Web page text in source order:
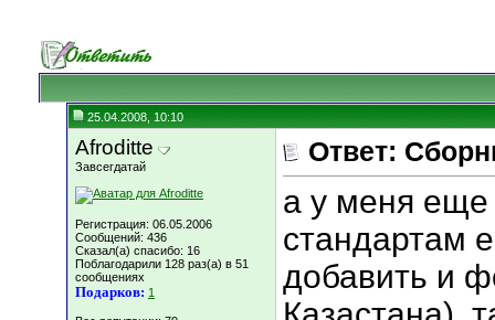
25.04.2008, 10:10
Afroditte
Завсегдатай
Регистрация: 06.05.2006
Сообщений: 436
Сказал(а) спасибо: 16
Поблагодарили 128 раз(а) в 51
сообщениях
Подарков: 1
Ответ:
а у меня еще
стандартам
добавить и